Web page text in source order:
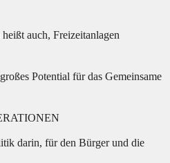
auch, Freizeitanlagen
Potential für das Gemeinsame
darin, für den Bürger und die